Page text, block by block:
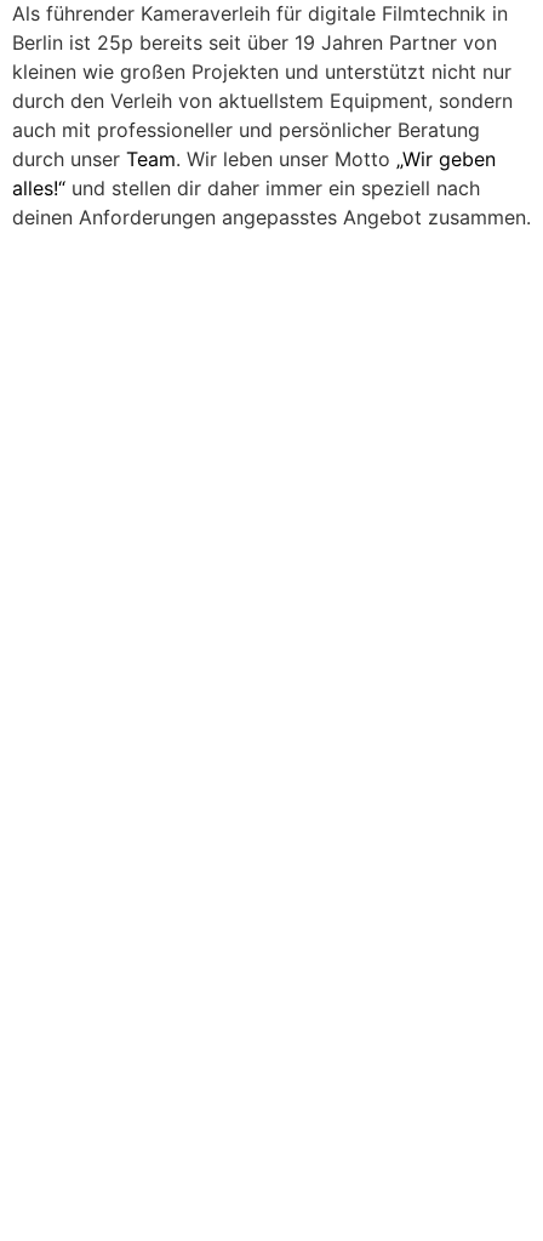
Als führender Kameraverleih für digitale Filmtechnik in
Berlin ist 25p bereits seit über 19 Jahren Partner von
kleinen wie großen Projekten und unterstützt nicht nur
durch den Verleih von aktuellstem Equipment, sondern
auch mit professioneller und persönlicher Beratung
durch unser Team. Wir leben unser Motto „Wir geben
alles!“ und stellen dir daher immer ein speziell nach
deinen Anforderungen angepasstes Angebot zusammen.